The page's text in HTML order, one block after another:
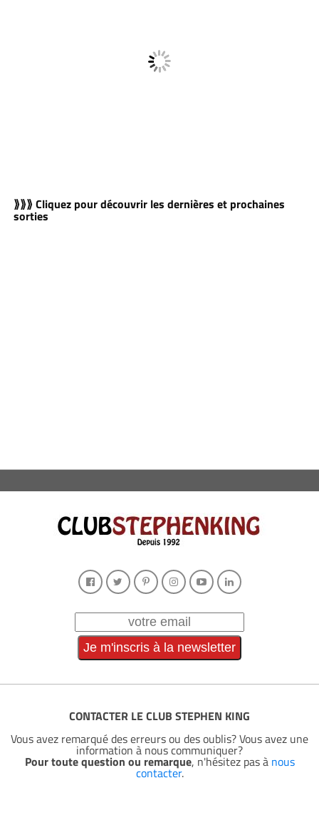
⟫⟫⟫ Cliquez pour découvrir les dernières et prochaines
sorties
CONTACTER LE CLUB STEPHEN KING
Vous avez remarqué des erreurs ou des oublis? Vous avez une
information à nous communiquer?
Pour toute question ou remarque, n'hésitez pas à nous
contacter.